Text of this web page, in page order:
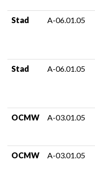
Stad A-06.01.05
Stad A-06.01.05
OCMW A-03.01.05
OCMW A-03.01.05